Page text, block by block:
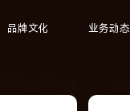
品牌文化 业务动态